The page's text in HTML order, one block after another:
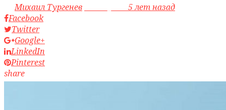
byМихаил Тургенев
5 лет назад
Facebook
Twitter
Google+
LinkedIn
Pinterest
share